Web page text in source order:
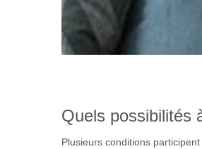
Quels possibilités
Plusieurs conditions